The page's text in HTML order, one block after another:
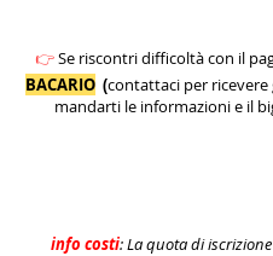
👉Se riscontri difficoltà con il
BACARIO(contattaci per ricevere
mandarti le informazioni e il
info costi: La quota di